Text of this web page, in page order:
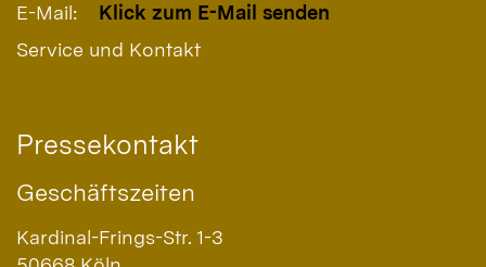
E-Mail:
Klick zum E-Mail senden
Service und Kontakt
Pressekontakt
Geschäftszeiten
Kardinal-Frings-Str. 1-3